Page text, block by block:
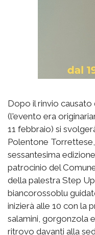
Dopo il rinvio
(l'evento era
11 febbraio) si
Polentone
sessantesima
patrocinio del
della palestra Step
biancorossoblu
inizierà alle 10 con la
salamini, gorgonzola
ritrovo davanti alla